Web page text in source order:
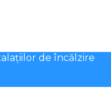
de încălzire